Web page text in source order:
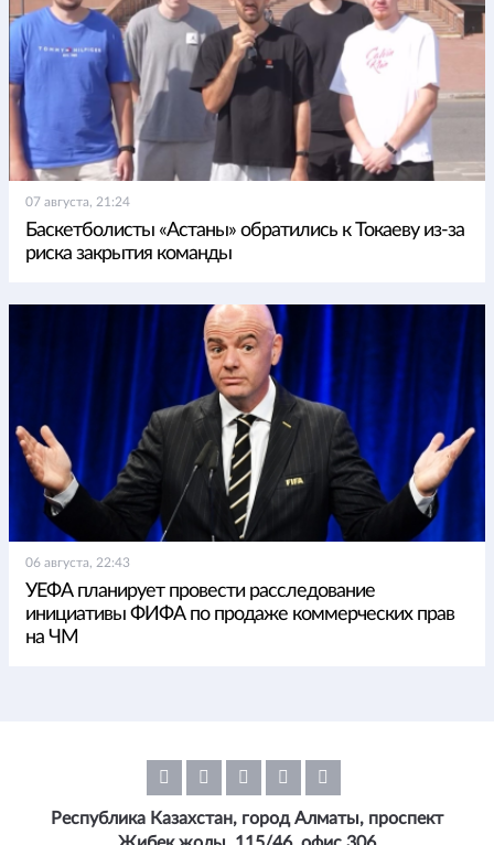
07 августа, 21:24
Баскетболисты «Астаны» обратились к Токаеву из-за
риска закрытия команды
06 августа, 22:43
УЕФА планирует провести расследование
инициативы ФИФА по продаже коммерческих прав
на ЧМ
Республика Казахстан, город Алматы, проспект